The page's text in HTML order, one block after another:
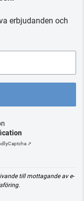
erbjudanden och
Captcha ⇗
till mottagande av e-